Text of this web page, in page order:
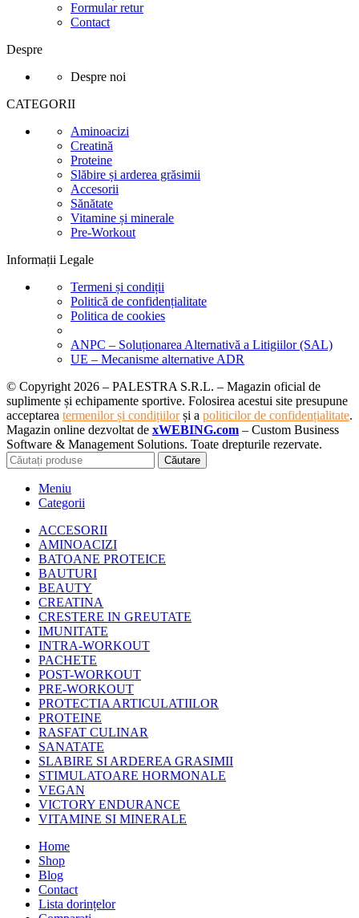
Formular retur
Contact
Despre
Despre noi
CATEGORII
Aminoacizi
Creatină
Proteine
Slăbire și arderea grăsimii
Accesorii
Sănătate
Vitamine și minerale
Pre-Workout
Informații Legale
Termeni și condiții
Politică de confidențialitate
Politica de cookies
ANPC – Soluționarea Alternativă a Litigiilor (SAL)
UE – Mecanisme alternative ADR
© Copyright 2026 – PALESTRA S.R.L. – Magazin oficial de
suplimente și echipamente sportive. Folosirea acestui site presupune
acceptarea termenilor și condițiilorși a politicilor de confidențialitate.
Magazin online dezvoltat de xWEBING.com – Custom Business
Software & Management Solutions. Toate drepturile rezervate.
Căutare
Meniu
Categorii
ACCESORII
AMINOACIZI
BATOANE PROTEICE
BAUTURI
BEAUTY
CREATINA
CRESTERE IN GREUTATE
IMUNITATE
INTRA-WORKOUT
PACHETE
POST-WORKOUT
PRE-WORKOUT
PROTECTIA ARTICULATIILOR
PROTEINE
RASFAT CULINAR
SANATATE
SLABIRE SI ARDEREA GRASIMII
STIMULATOARE HORMONALE
VEGAN
VICTORY ENDURANCE
VITAMINE SI MINERALE
Home
Shop
Blog
Contact
Lista dorințelor